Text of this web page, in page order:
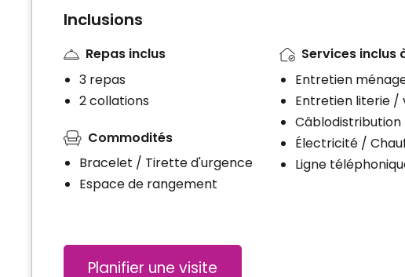
Inclusions
Repas inclus
3 repas
2 collations
Commodités
Bracelet / Tirette d'urgence
Espace de rangement
Services inclus
Entretien
Entretien literie /
Câblodistribution
Électricité /
Ligne
Planifier une visite